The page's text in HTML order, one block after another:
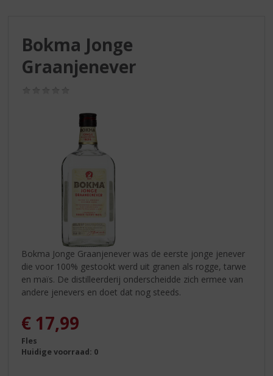
Bokma Jonge
Graanjenever
Bokma Jonge Graanjenever was de eerste jonge jenever
die voor 100% gestookt werd uit granen als rogge, tarwe
en maïs. De distilleerderij onderscheidde zich ermee van
andere jenevers en doet dat nog steeds.
€ 17,99
Fles
Huidige voorraad: 0